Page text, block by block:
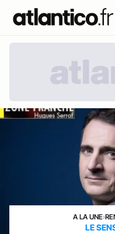
A LA UNE›
LE